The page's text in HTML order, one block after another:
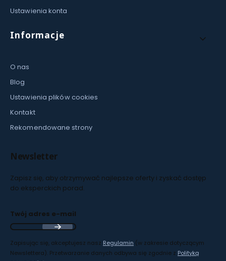
Ustawienia konta
Informacje
O nas
Blog
Ustawienia plików cookies
Kontakt
Rekomendowane strony
Newsletter
Zapisz się, aby otrzymywać najlepsze oferty i zyskać dostęp
do eksperckich porad.
Twój adres e-mail
Zapisując się, akceptujesz nasz Regulamin (w zakresie dotyczącym
Newslettera). Przetwarzanie danych odbywa się zgodnie z Polityką